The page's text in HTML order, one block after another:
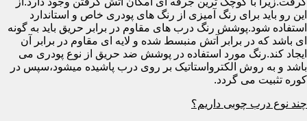
این رو باید برای رنگ آمیزی از رنگ های پودری خاص و استاندارد
استفاده شود.پوشش رنگ درب های مقاوم در برابر حریق باید به گونه
ای باشد که در برابر آتش منبسط شده و لایه ای مقاوم در برابر آن
ایجاد کند.رنگ مورد استفاده در پوشش ضد حریق از نوع پودری می
باشد و به روش الکترواستاتیک بر روی درب پاشیده میشود،سپس در
کوره تثبیت می گردد.
چند نوع درب چوبی داریم؟